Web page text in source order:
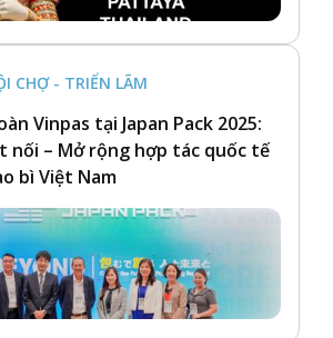
CHỢ - TRIỂN LÃM
Vinpas tại Japan Pack 2025:
nối – Mở rộng hợp tác quốc tế
bì Việt Nam